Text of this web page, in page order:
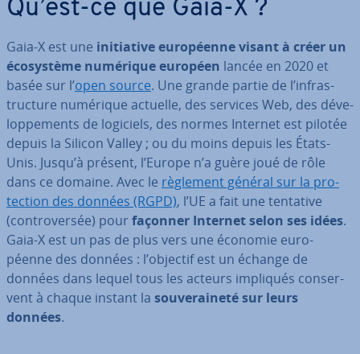
Qu’est-ce que Gaia-X ?
Gaia-X est une ini­tia­tive eu­ro­péenne visant à créer un
éco­sys­tème numérique européen lancée en 2020 et
basée sur l’open source. Une grande partie de l’in­fras­
truc­ture numérique actuelle, des services Web, des dé­ve­
lop­pe­ments de logiciels, des normes Internet est pilotée
depuis la Silicon Valley ; ou du moins depuis les États-
Unis. Jusqu’à présent, l’Europe n’a guère joué de rôle
dans ce domaine. Avec le règlement général sur la pro­
tec­tion des données (RGPD), l’UE a fait une tentative
(con­tro­ver­sée) pour façonner Internet selon ses idées.
Gaia-X est un pas de plus vers une économie eu­ro­
péenne des données : l’objectif est un échange de
données dans lequel tous les acteurs impliqués con­ser­
vent à chaque instant la sou­ve­rai­neté sur leurs
données.